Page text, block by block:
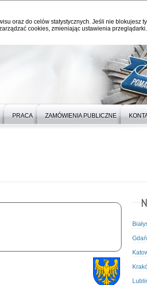
oraz do celów statystycznych. Jeśli nie blokujesz
cookies, zmieniając ustawienia
PRACA ZAMÓWIENIA PUBLICZNE